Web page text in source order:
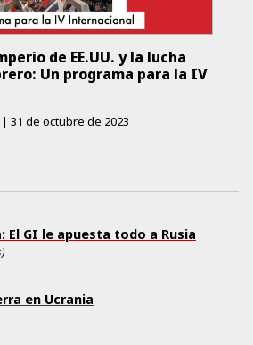
de EE.UU. y la lucha
Un programa para la IV
| 31 de octubre de 2023
El GI le apuesta todo a Rusia
en Ucrania